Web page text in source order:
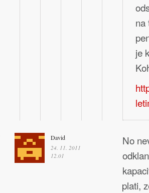
na
je
David
24. 11. 2011
12.01
No
plati,